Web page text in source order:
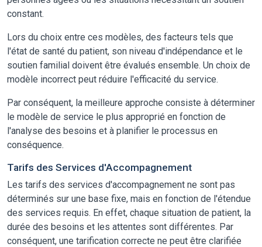
constant.
Lors du choix entre ces modèles, des facteurs tels que
l'état de santé du patient, son niveau d'indépendance et le
soutien familial doivent être évalués ensemble. Un choix de
modèle incorrect peut réduire l'efficacité du service.
Par conséquent, la meilleure approche consiste à déterminer
le modèle de service le plus approprié en fonction de
l'analyse des besoins et à planifier le processus en
conséquence.
Tarifs des Services d'Accompagnement
Les tarifs des services d'accompagnement ne sont pas
déterminés sur une base fixe, mais en fonction de l'étendue
des services requis. En effet, chaque situation de patient, la
durée des besoins et les attentes sont différentes. Par
conséquent, une tarification correcte ne peut être clarifiée